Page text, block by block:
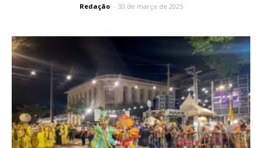
Redação - 30 de março de 2025